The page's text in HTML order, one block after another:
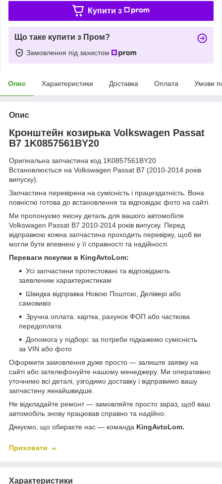
Купити з
Що таке купити з Пром?
Замовлення під захистом
Опис Характеристики Доставка Оплата Умови
Опис
Кронштейн козирька Volkswagen Passat
B7 1K0857561BY20
Оригінальна запчастина код 1K0857561BY20
Встановлюється на Volkswagen Passat B7 (2010-2014 років
випуску).
Запчастина перевірена на сумісність і працездатність. Вона
повністю готова до встановлення та відповідає фото на сайті.
Ми пропонуємо якісну деталь для вашого автомобіля
Volkswagen Passat B7 2010-2014 років випуску. Перед
відправкою кожна запчастина проходить перевірку, щоб ви
могли бути впевнені у її справності та надійності.
Переваги покупки в KingAvtoLom:
Усі запчастини протестовані та відповідають
заявленим характеристикам
Швидка відправка Новою Поштою, Делівері або
самовивіз
Зручна оплата: картка, рахунок ФОП або часткова
передоплата
Допомога у підборі: за потреби підкажемо сумісність
за VIN або фото
Оформити замовлення дуже просто — залиште заявку на
сайті або зателефонуйте нашому менеджеру. Ми оперативно
уточнимо всі деталі, узгодимо доставку і відправимо вашу
запчастину якнайшвидше.
Не відкладайте ремонт — замовляйте просто зараз, щоб ваш
автомобіль знову працював справно та надійно.
Дякуємо, що обираєте нас — команда KingAvtoLom.
Приховати
Характеристики